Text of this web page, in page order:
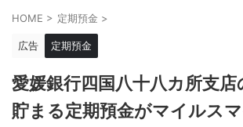
HOME > 定期預金 >
広告 定期預金
愛媛銀行四国八十八カ所支
貯まる定期預金がマイルス